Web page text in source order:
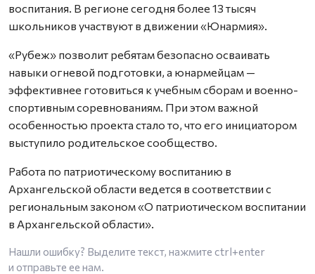
воспитания. В регионе сегодня более 13 тысяч
школьников участвуют в движении «Юнармия».
«Рубеж» позволит ребятам безопасно осваивать
навыки огневой подготовки, а юнармейцам —
эффективнее готовиться к учебным сборам и военно-
спортивным соревнованиям. При этом важной
особенностью проекта стало то, что его инициатором
выступило родительское сообщество.
Работа по патриотическому воспитанию в
Архангельской области ведется в соответствии с
региональным законом «О патриотическом воспитании
в Архангельской области».
Нашли ошибку? Выделите текст, нажмите ctrl+enter
и отправьте ее нам.